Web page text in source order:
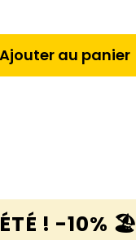
Ajouter au panier
! -10% 🏖️